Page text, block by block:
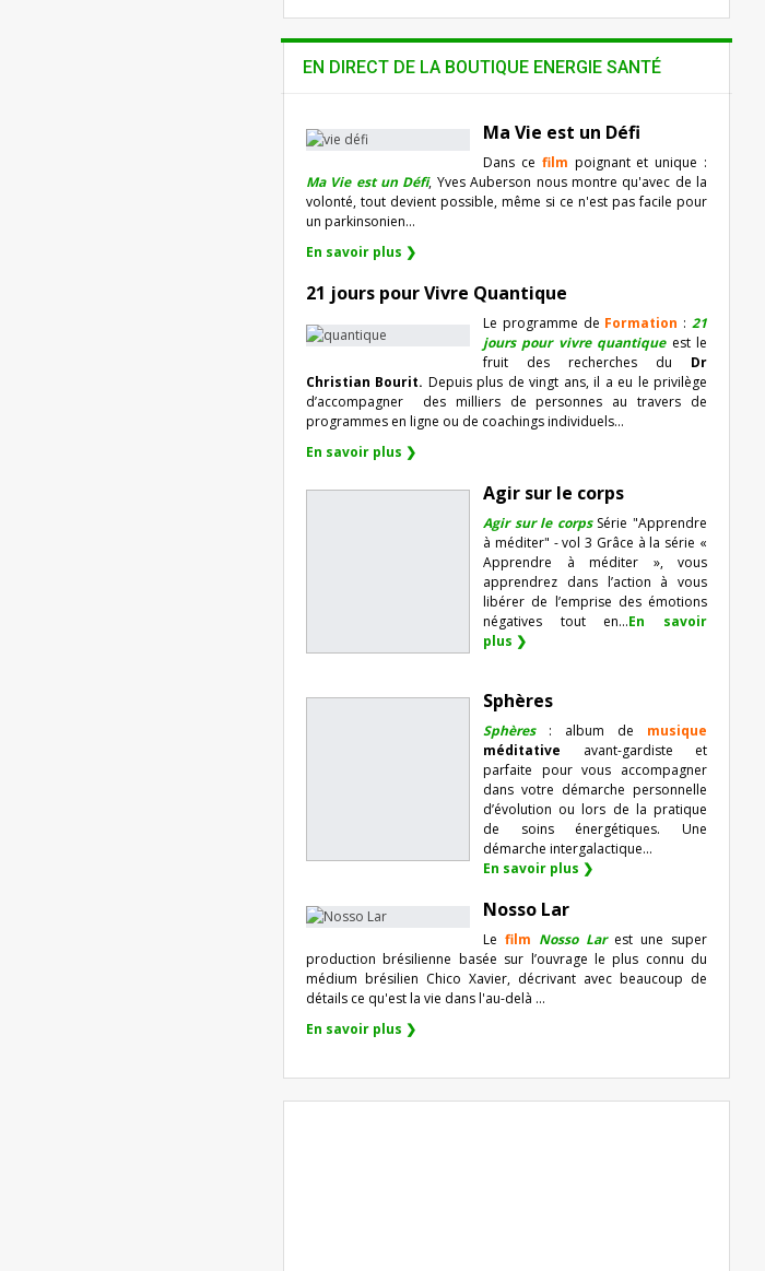
EN DIRECT DE LA BOUTIQUE ENERGIE SANTÉ
Ma Vie est un Défi
Dans ce film poignant et unique :
Ma Vie est un Défi, Yves Auberson nous montre qu'avec de la
volonté, tout devient possible, même si ce n'est pas facile pour
un parkinsonien…
En savoir plus ❯
21 jours pour Vivre Quantique
Le programme de Formation :21
jours pour vivre quantiqueest le
fruit des recherches du Dr
Christian Bourit. Depuis plus de vingt ans, il a eu le privilège
d’accompagner
des milliers de personnes au travers de
programmes en ligne ou de coachings individuels…
En savoir plus ❯
Agir sur le corps
Agir sur le corpsSérie "Apprendre
à méditer" - vol 3 Grâce à la série «
Apprendre à méditer », vous
apprendrez dans l’action à vous
libérer de l’emprise des émotions
négatives tout en...En savoir
plus ❯
Sphères
Sphères: album de musique
méditative avant-gardiste et
parfaite pour vous accompagner
dans votre démarche personnelle
d’évolution ou lors de la pratique
de soins énergétiques. Une
démarche intergalactique...
En savoir plus ❯
Nosso Lar
Le film Nosso Lar est une super
production brésilienne basée sur l’ouvrage le plus connu du
médium brésilien Chico Xavier, décrivant avec beaucoup de
détails ce qu'est la vie dans l'au-delà ...
En savoir plus ❯